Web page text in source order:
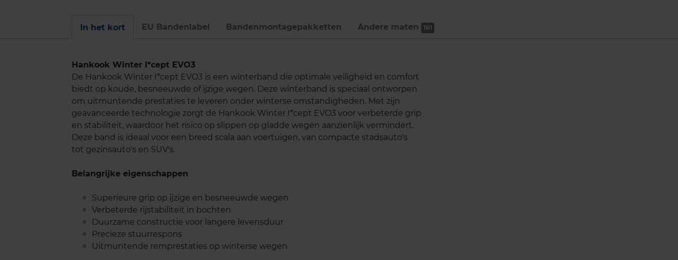
In het kort EU Bandenlabel Bandenmontage­pakketten Andere maten 161
Hankook Winter I*cept EVO3
De Hankook Winter I*cept EVO3 is een winterband die optimale veiligheid en comfort
biedt op koude, besneeuwde of ijzige wegen. Deze winterband is speciaal ontworpen
om uitmuntende prestaties te leveren onder winterse omstandigheden. Met zijn
geavanceerde technologie zorgt de Hankook Winter I*cept EVO3 voor verbeterde grip
en stabiliteit, waardoor het risico op slippen op gladde wegen aanzienlijk vermindert.
Deze band is ideaal voor een breed scala aan voertuigen, van compacte stadsauto's
tot gezinsauto's en SUV's.
Belangrijke eigenschappen
Superieure grip op ijzige en besneeuwde wegen
Verbeterde rijstabiliteit in bochten
Duurzame constructie voor langere levensduur
Precieze stuurrespons
Uitmuntende remprestaties op winterse wegen